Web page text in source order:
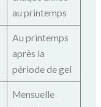
au printemps
Au printemps
après la
période de gel
Mensuelle